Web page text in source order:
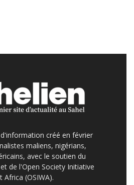
créé en février
maliens, nigérians,
avec le soutien du
de l'Open Society Initiative
Africa (OSIWA).